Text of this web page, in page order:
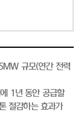
규모(연간 전력
1년 동안 공급할
절감하는 효과가